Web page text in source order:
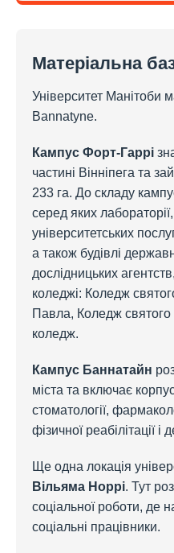
Матеріальна
Університет Манітоби
Bannatyne.
Кампус Форт-Гаррі
частині Вінніпега та
233 га. До складу
серед яких
університетських
а також будівлі
дослідницьких
коледжі: Коледж
Павла, Коледж святого
коледж.
Кампус Баннатайн
міста та включає
стоматології,
фізичної реабілітації і
Ще одна локація
Вільяма Норрі. Тут
соціальної роботи, де
соціальні працівники.